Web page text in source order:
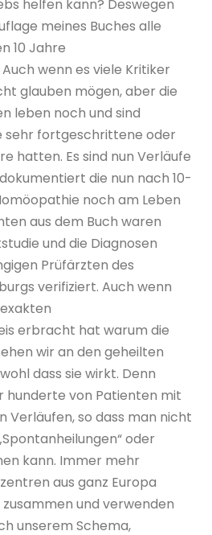
helfen kann? Deswegen
meines Buches alle
10 Jahre
wenn es viele Kritiker
glauben mögen, aber die
leben noch und sind
sehr fortgeschrittene oder
hatten. Es sind nun Verläufe
die nun nach 10-
noch am Leben
aus dem Buch waren
und die Diagnosen
Prüfärzten des
verifiziert. Auch wenn
erbracht hat warum die
wir an den geheilten
dass sie wirkt. Denn
hunderte von Patienten mit
Verläufen, so dass man nicht
oder
kann. Immer mehr
aus ganz Europa
und verwenden
unserem Schema,